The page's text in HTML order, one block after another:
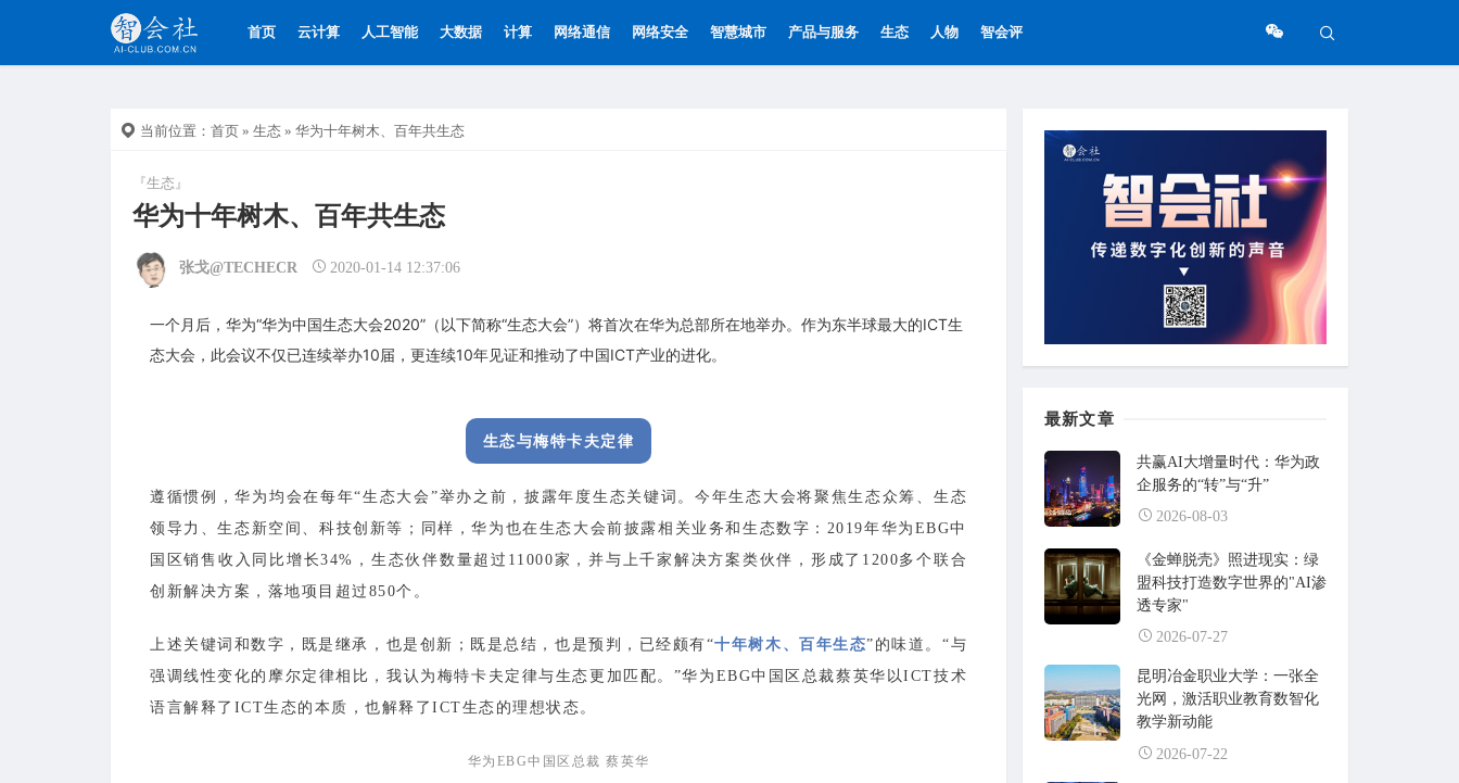
首页 云计算 人工智能 大数据 计算 网络通信 网络安全 智慧城市 产品与服务 生态 人物 智会评
当前位置： 首页 » 生态 » 华为十年树木、百年共生态
『生态』
华为十年树木、百年共生态
张戈@TECHECR 2020-01-14 12:37:06
一个月后，华为“华为中国生态大会2020”（以下简称“生态大会”）将首次在华为总部所在地举办。作为东半球最大的ICT生
态大会，此会议不仅已连续举办10届，更连续10年见证和推动了中国ICT产业的进化。
生态与梅特卡夫定律
遵循惯例，华为均会在每年“生态大会”举办之前，披露年度生态关键词。今年生态大会将聚焦生态众筹、生态
领导力、生态新空间、科技创新等；同样，华为也在生态大会前披露相关业务和生态数字：2019年华为EBG中
国区销售收入同比增长34%，生态伙伴数量超过11000家，并与上千家解决方案类伙伴，形成了1200多个联合
创新解决方案，落地项目超过850个。
上述关键词和数字，既是继承，也是创新；既是总结，也是预判，已经颇有“十年树木、百年生态”的味道。“与
强调线性变化的摩尔定律相比，我认为梅特卡夫定律与生态更加匹配。”华为EBG中国区总裁蔡英华以ICT技术
语言解释了ICT生态的本质，也解释了ICT生态的理想状态。
华为EBG中国区总裁 蔡英华
最新文章
共赢AI大增量时代：华为政
企服务的“转”与“升”
2026-08-03
《金蝉脱壳》照进现实：绿
盟科技打造数字世界的"AI渗
透专家"
2026-07-27
昆明冶金职业大学：一张全
光网，激活职业教育数智化
教学新动能
2026-07-22